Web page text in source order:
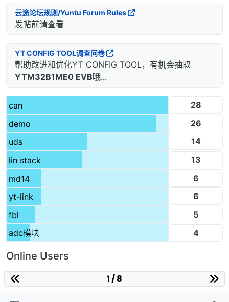
云途论坛规则/Yuntu Forum Rules
发帖前请查看
YT CONFIG TOOL调查问卷
帮助改进和优化YT CONFIG TOOL，有机会抽取
YTM32B1ME0 EVB哦...
can
28
demo
26
uds
14
lin stack
13
md14
6
yt-link
6
fbl
5
adc模块
4
Online Users
1 / 8